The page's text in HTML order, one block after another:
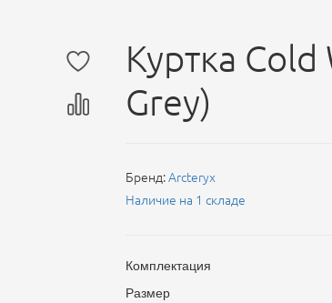
Куртка
Grey)
Бренд:Arcteryx
Наличие на 1 складе
Комплектация
Размер